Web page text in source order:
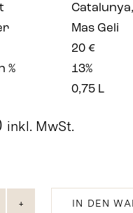
Mas Geli
20 €
%
13%
0,75 L
inkl. MwSt.
IN DEN